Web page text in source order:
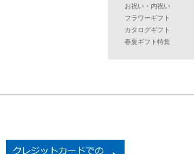
お祝い・内祝い
フラワーギフト
カタログギフト
春夏ギフト特集